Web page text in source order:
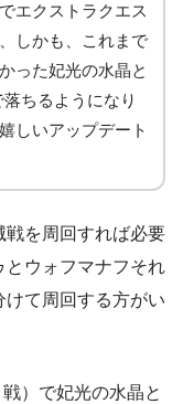
エクストラクエス
しかも、これまで
った妃光の水晶と
ちるようになり
しいアップデート
戦を周回すれば必要
とウォフマナフそれ
て周回する方がい
）で妃光の水晶と